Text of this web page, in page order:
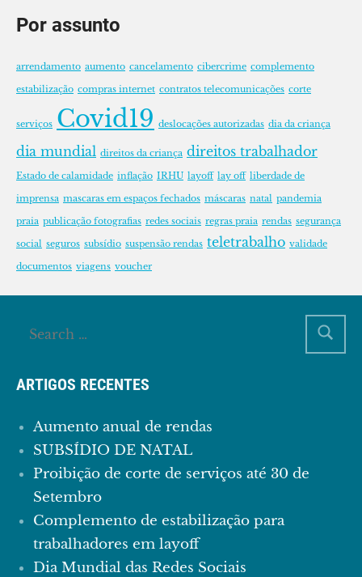
Por assunto
arrendamento aumento cancelamento cibercrime complemento
estabilização compras internet contratos telecomunicações corte
serviços Covid19 deslocações autorizadas dia da criança
dia mundial direitos da criança direitos trabalhador
Estado de calamidade inflação IRHU layoff lay off liberdade de
imprensa mascaras em espaços fechados máscaras natal pandemia
praia publicação fotografias redes sociais regras praia rendas segurança
social seguros subsídio suspensão rendas teletrabalho validade
documentos viagens voucher
ARTIGOS RECENTES
Aumento anual de rendas
SUBSÍDIO DE NATAL
Proibição de corte de serviços até 30 de
Setembro
Complemento de estabilização para
trabalhadores em layoff
Dia Mundial das Redes Sociais